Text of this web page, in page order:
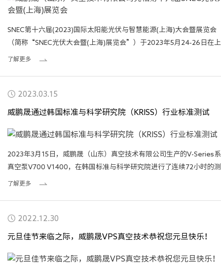
SNEC第十六届(2023)国际太阳能光伏与智慧能源(上海)大会暨展览会
（简称“SNEC光伏大会暨(上海)展览会”）于2023年5月24-26日在
新国际博览中心隆重举行。
了解更多
2023.03.15
威鹏晟通过韩国标准与科学研究院（KRISS）行业标准测试
2023年3月15日，威鹏晟（山东）真空技术有限公司生产的V-Series
真空泵V700 V1400，在韩国标准与科学研究院进行了连续72小时的测
试，测试内容主要包括真空度、抽气速度、噪音、消耗功率、电流等
了解更多
2022.12.30
元旦佳节来临之际，威鹏晟VPS真空技术恭祝您元旦快乐！